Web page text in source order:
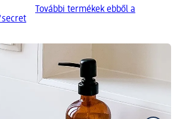
További termékek ebből a